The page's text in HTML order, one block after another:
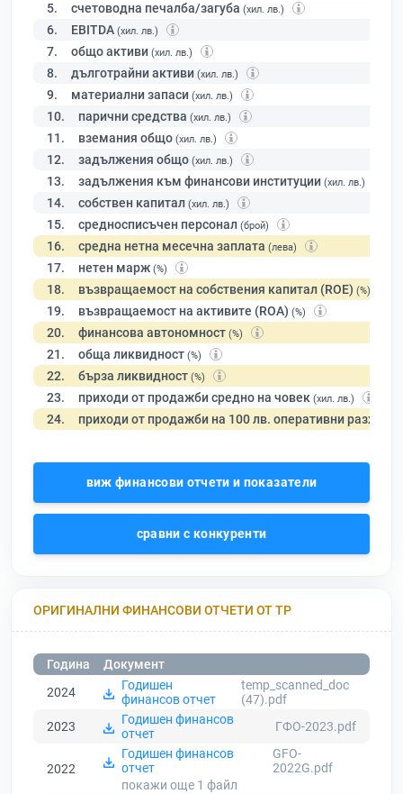
5. счетоводна печалба/загуба (хил. лв.)
6. EBITDA (хил. лв.)
7. общо активи (хил. лв.)
8. дълготрайни активи (хил. лв.)
9. материални запаси (хил. лв.)
10. парични средства (хил. лв.)
11. вземания общо (хил. лв.)
12. задължения общо (хил. лв.)
13. задължения към финансови институции (хил. лв.)
14. собствен капитал (хил. лв.)
15. средносписъчен персонал (брой)
16. средна нетна месечна заплата (лева)
17. нетен марж (%)
18. възвращаемост на собствения капитал (ROE) (%)
19. възвращаемост на активите (ROA) (%)
20. финансова автономност (%)
21. обща ликвидност (%)
22. бърза ликвидност (%)
23. приходи от продажби средно на човек (хил. лв.)
24. приходи от продажби на 100 лв. оперативни разходи
виж финансови отчети и показатели
сравни с конкуренти
ОРИГИНАЛНИ ФИНАНСОВИ ОТЧЕТИ ОТ ТР
Година
Документ
2024
Годишен
финансов отчет
temp_scanned_doc
(47).pdf
2023
Годишен финансов
отчет
ГФО-2023.pdf
2022
Годишен финансов
отчет
GFO-
2022G.pdf
покажи още 1 файл